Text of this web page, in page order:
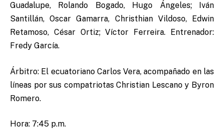
Guadalupe, Rolando Bogado, Hugo Ángeles; Iván
Santillán, Oscar Gamarra, Christhian Vildoso, Edwin
Retamoso, César Ortiz; Víctor Ferreira. Entrenador:
Fredy García.
Árbitro: El ecuatoriano Carlos Vera, acompañado en las
líneas por sus compatriotas Christian Lescano y Byron
Romero.
Hora: 7:45 p.m.